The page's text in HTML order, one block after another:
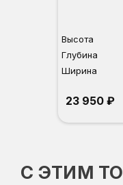
Высота
Глубина
Ширина
23 950 ₽
С ЭТИМ